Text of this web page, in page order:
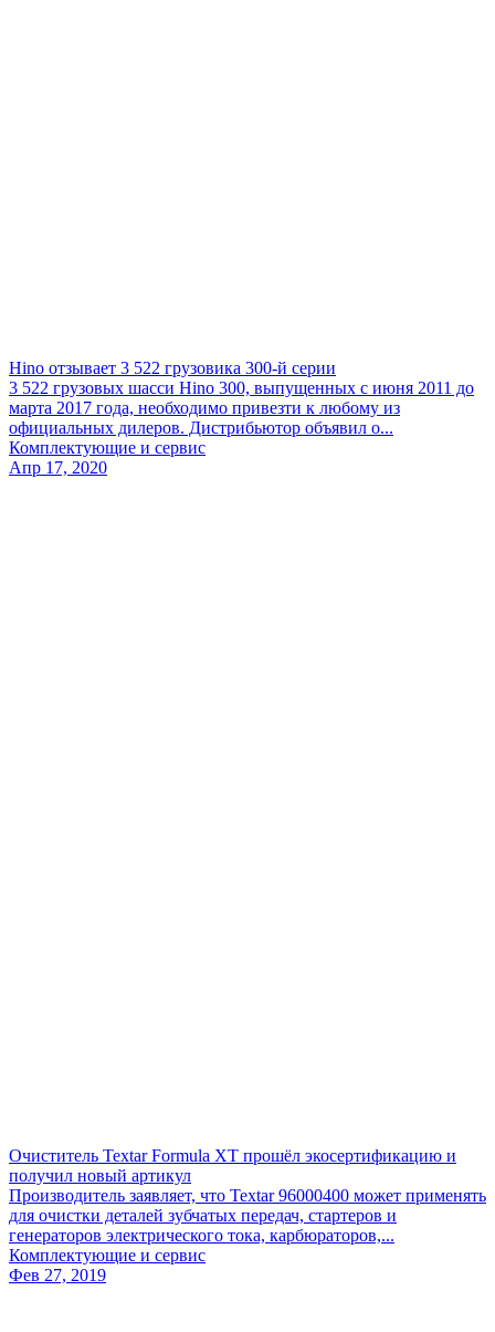
Hino отзывает 3 522 грузовика 300-й серии
3 522 грузовых шасси Hino 300, выпущенных с июня 2011 до
марта 2017 года, необходимо привезти к любому из
официальных дилеров. Дистрибьютор объявил о...
Комплектующие и сервис
Апр 17, 2020
Очиститель Textar Formula XT прошёл экосертификацию и
получил новый артикул
Производитель заявляет, что Textar 96000400 может применять
для очистки деталей зубчатых передач, стартеров и
генераторов электрического тока, карбюраторов,...
Комплектующие и сервис
Фев 27, 2019